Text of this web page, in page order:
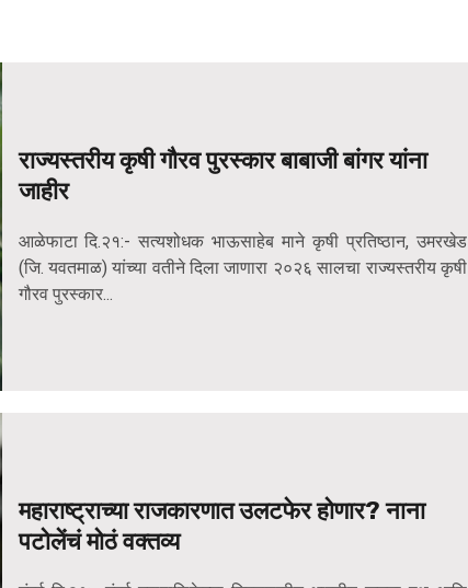
राज्यस्तरीय कृषी गौरव पुरस्कार बाबाजी बांगर यांना
जाहीर
आळेफाटा दि.२१:- सत्यशोधक भाऊसाहेब माने कृषी प्रतिष्ठान, उमरखेड
(जि. यवतमाळ) यांच्या वतीने दिला जाणारा २०२६ सालचा राज्यस्तरीय कृषी
गौरव पुरस्कार...
महाराष्ट्राच्या राजकारणात उलटफेर होणार? नाना
पटोलेंचं मोठं वक्तव्य